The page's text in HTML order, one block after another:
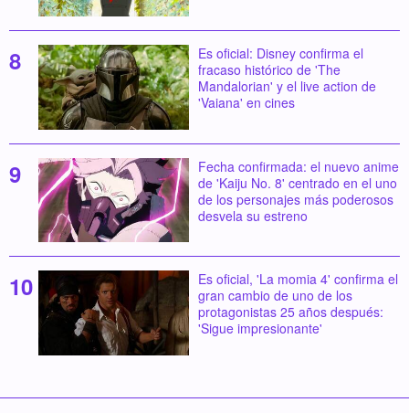
Es oficial: Disney confirma el
fracaso histórico de 'The
Mandalorian' y el live action de
'Vaiana' en cines
Fecha confirmada: el nuevo anime
de 'Kaiju No. 8' centrado en el uno
de los personajes más poderosos
desvela su estreno
Es oficial, 'La momia 4' confirma el
gran cambio de uno de los
protagonistas 25 años después:
'Sigue impresionante'